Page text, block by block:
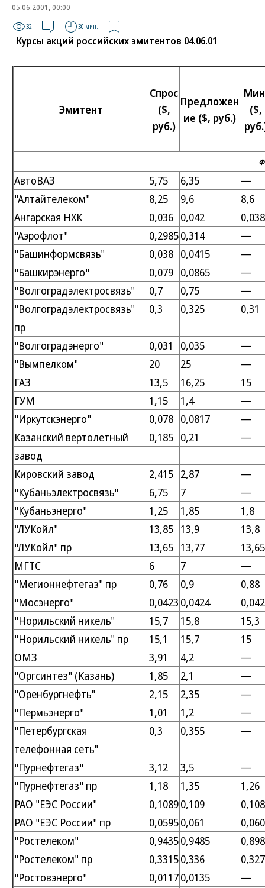
05.06.2001, 00:00
32 30 мин.
Курсы акций российских эмитентов 04.06.01
Эмитент
Спрос
($,
руб.)
Предложен
ие ($, руб.)
($,
АвтоВАЗ 5,75 6,35
—
"Алтайтелеком"
8,25 9,6
8,6
Ангарская НХК
0,036 0,042
0,038
"Аэрофлот"
0,29850,314
—
"Башинформсвязь"
0,038 0,0415
—
"Башкирэнерго"
0,079 0,0865
—
"Волгоградэлектросвязь"
0,7 0,75
—
"Волгоградэлектросвязь"
0,3 0,325
0,31
пр
"Волгоградэнерго"
0,031 0,035
—
"Вымпелком"
20 25
—
ГАЗ
13,5 16,25
15
ГУМ
1,15 1,4
—
"Иркутскэнерго"
0,078 0,0817
—
Казанский вертолетный
0,185 0,21
—
завод
Кировский завод
2,415 2,87
—
"Кубаньэлектросвязь"
6,75 7
—
"Кубаньэнерго"
1,25 1,85
1,8
"ЛУКойл"
13,85 13,9
13,8
"ЛУКойл" пр
13,65 13,77
13,65
МГТС
6 7
—
"Мегионнефтегаз" пр
0,76 0,9
0,88
"Мосэнерго"
0,0423 0,0424
"Норильский никель"
15,7 15,8
15,3
"Норильский никель" пр
15,1 15,7
15
ОМЗ
3,91 4,2
—
"Оргсинтез" (Казань)
1,85 2,1
—
"Оренбургнефть"
2,15 2,35
—
"Пермьэнерго"
1,01 1,2
—
"Петербургская
0,3 0,355
—
телефонная сеть"
"Пурнефтегаз"
3,12 3,5
—
"Пурнефтегаз" пр
1,18 1,35
1,26
РАО "ЕЭС России"
0,10890,109
РАО "ЕЭС России" пр
0,05950,061
"Ростелеком"
0,94350,9485
"Ростелеком" пр
0,33150,336
"Ростовэнерго"
0,01170,0135
—